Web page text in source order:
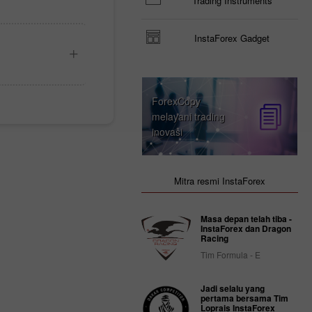
InstaForex Gadget
ForexCopy
melayani trading
inovasi
Mitra resmi InstaForex
Masa depan telah tiba -
InstaForex dan Dragon
Racing
Tim Formula - E
Jadi selalu yang
pertama bersama Tim
Loprais InstaForex